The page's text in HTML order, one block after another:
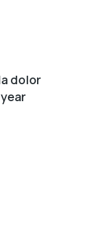
dolor